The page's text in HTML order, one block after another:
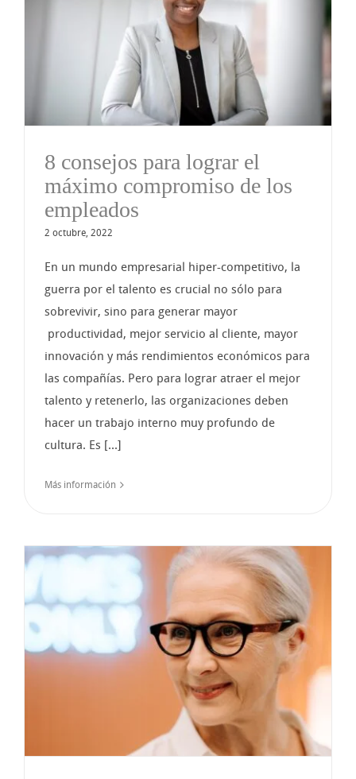
8 consejos para lograr el
máximo compromiso de los
empleados
2 octubre, 2022
En un mundo empresarial hiper-competitivo, la
guerra por el talento es crucial no sólo para
sobrevivir, sino para generar mayor
productividad, mejor servicio al cliente, mayor
innovación y más rendimientos económicos para
las compañías. Pero para lograr atraer el mejor
talento y retenerlo, las organizaciones deben
hacer un trabajo interno muy profundo de
cultura. Es [...]
Más información